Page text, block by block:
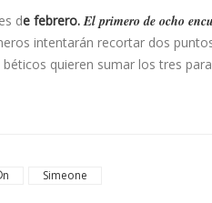
de febrero.El primero de ocho
intentarán recortar dos
quieren sumar los tres
Simeone